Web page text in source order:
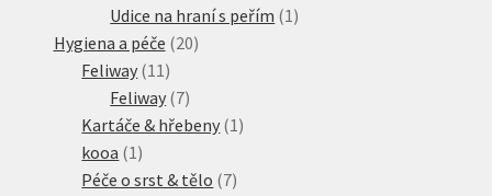
produkt
Udice na hraní s peřím 1 1
Hygiena a péče 2020
Feliway 11 11
produktů
Feliway 77
produktů
Kartáče & hřebeny 1 1
kooa 1 1
produkt
Péče o srst & tělo 77